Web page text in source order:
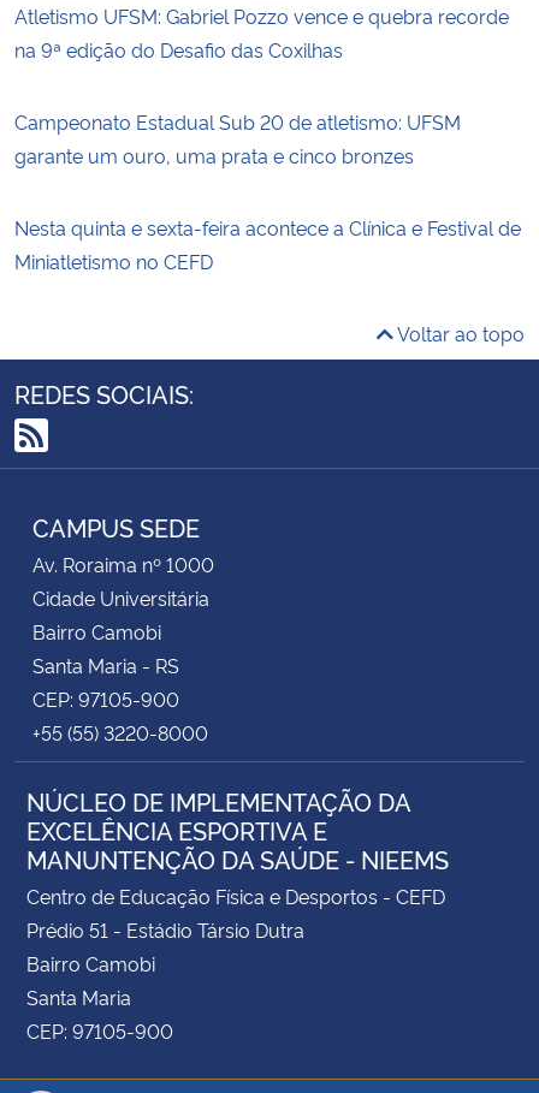
Atletismo UFSM: Gabriel Pozzo vence e quebra recorde
na 9ª edição do Desafio das Coxilhas
Campeonato Estadual Sub 20 de atletismo: UFSM
garante um ouro, uma prata e cinco bronzes
Nesta quinta e sexta-feira acontece a Clínica e Festival de
Miniatletismo no CEFD
Voltar ao topo
REDES SOCIAIS:
RSS
CAMPUS SEDE
Av. Roraima nº 1000
Cidade Universitária
Bairro Camobi
Santa Maria - RS
CEP: 97105-900
+55 (55) 3220-8000
NÚCLEO DE IMPLEMENTAÇÃO DA
EXCELÊNCIA ESPORTIVA E
MANUNTENÇÃO DA SAÚDE - NIEEMS
Centro de Educação Física e Desportos - CEFD
Prédio 51 - Estádio Társio Dutra
Bairro Camobi
Santa Maria
CEP: 97105-900